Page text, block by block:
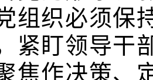
组织必须保
紧盯领导干
焦作决策、